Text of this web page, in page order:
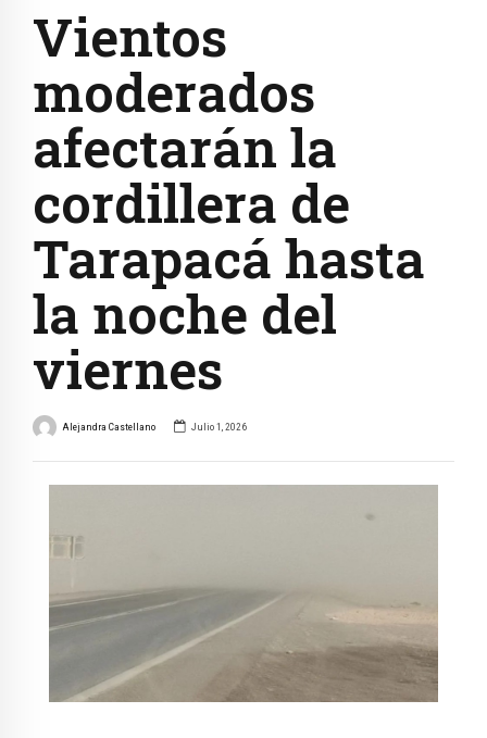
Vientos
moderados
afectarán la
cordillera de
Tarapacá hasta
la noche del
viernes
Alejandra Castellano Julio 1, 2026